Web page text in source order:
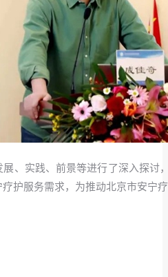
、实践、前景等进行了深入探
护服务需求，为推动北京市安宁